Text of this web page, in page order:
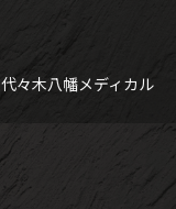
々木八幡メディカル